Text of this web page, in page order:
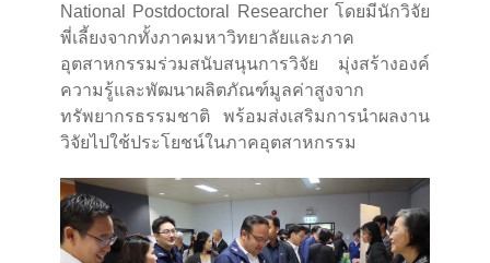
National Postdoctoral Researcher โดยมีนักวิจัย
พี่เลี้ยงจากทั้งภาคมหาวิทยาลัยและภาค
อุตสาหกรรมร่วมสนับสนุนการวิจัย มุ่งสร้างองค์
ความรู้และพัฒนาผลิตภัณฑ์มูลค่าสูงจาก
ทรัพยากรธรรมชาติ พร้อมส่งเสริมการนำผลงาน
วิจัยไปใช้ประโยชน์ในภาคอุตสาหกรรม